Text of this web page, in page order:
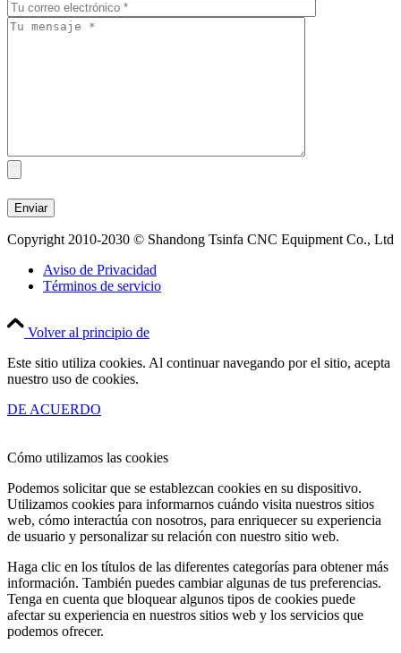
Copyright 2010-2030 © Shandong Tsinfa CNC Equipment Co., Ltd
Aviso de Privacidad
Términos de servicio
Volver al principio de
Este sitio utiliza cookies. Al continuar navegando por el sitio, acepta
nuestro uso de cookies.
DE ACUERDO
Cómo utilizamos las cookies
Podemos solicitar que se establezcan cookies en su dispositivo.
Utilizamos cookies para informarnos cuándo visita nuestros sitios
web, cómo interactúa con nosotros, para enriquecer su experiencia
de usuario y personalizar su relación con nuestro sitio web.
Haga clic en los títulos de las diferentes categorías para obtener más
información. También puedes cambiar algunas de tus preferencias.
Tenga en cuenta que bloquear algunos tipos de cookies puede
afectar su experiencia en nuestros sitios web y los servicios que
podemos ofrecer.